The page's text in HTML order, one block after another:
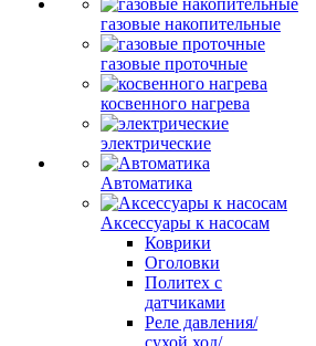
газовые накопительные
газовые проточные
косвенного нагрева
электрические
Автоматика
Аксессуары к насосам
Коврики
Оголовки
Политех с
датчиками
Реле давления/
сухой ход/